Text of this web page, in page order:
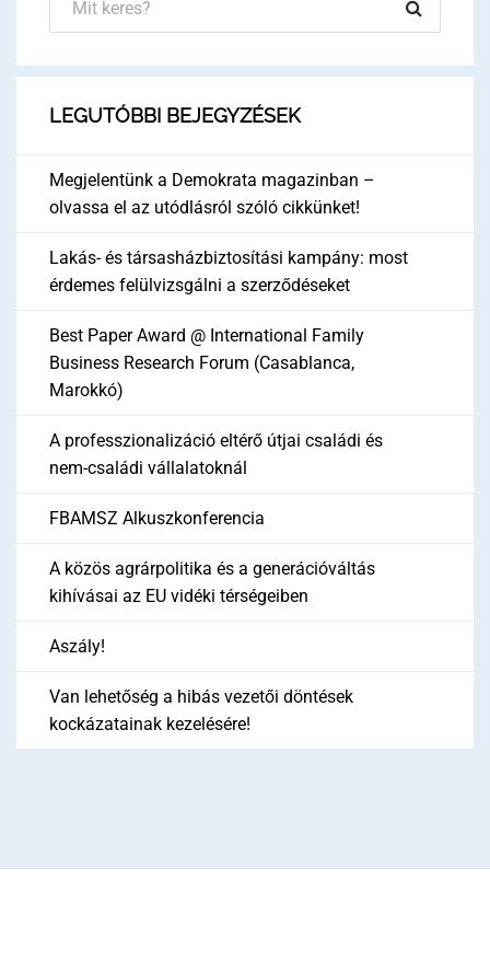
LEGUTÓBBI BEJEGYZÉSEK
Megjelentünk a Demokrata magazinban –
olvassa el az utódlásról szóló cikkünket!
Lakás- és társasházbiztosítási kampány: most
érdemes felülvizsgálni a szerződéseket
Best Paper Award @ International Family
Business Research Forum (Casablanca,
Marokkó)
A professzionalizáció eltérő útjai családi és
nem-családi vállalatoknál
FBAMSZ Alkuszkonferencia
A közös agrárpolitika és a generációváltás
kihívásai az EU vidéki térségeiben
Aszály!
Van lehetőség a hibás vezetői döntések
kockázatainak kezelésére!